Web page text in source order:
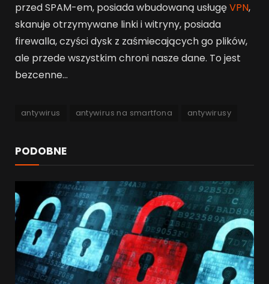
przed SPAM-em, posiada wbudowaną usługęVPN,
skanuje otrzymywane linki i witryny, posiada
firewalla, czyści dysk z zaśmiecających go plików,
ale przede wszystkim chroni nasze dane. To jest
bezcenne…
antywirus antywirus na smartfona antywirusy
PODOBNE